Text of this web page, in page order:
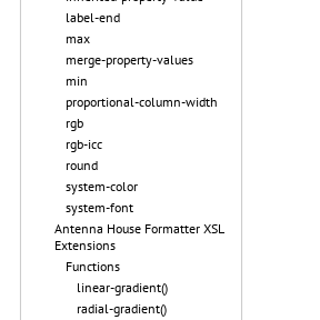
label-end
max
merge-property-values
min
proportional-column-width
rgb
rgb-icc
round
system-color
system-font
Antenna House Formatter XSL
Extensions
Functions
linear-gradient()
radial-gradient()